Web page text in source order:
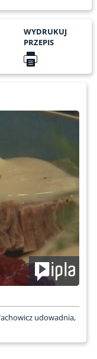
WYDRUKUJ
PRZEPIS
udowadnia,